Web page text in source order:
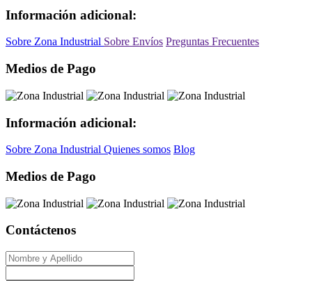
Información adicional:
Sobre Zona Industrial Sobre Envíos Preguntas Frecuentes
Medios de Pago
Información adicional:
Sobre Zona Industrial Quienes somos Blog
Medios de Pago
Contáctenos